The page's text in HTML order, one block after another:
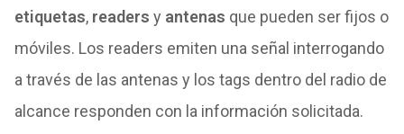
etiquetas, readers y antenas que pueden ser fijos o
móviles. Los readers emiten una señal interrogando
a través de las antenas y los tags dentro del radio de
alcance responden con la información solicitada.